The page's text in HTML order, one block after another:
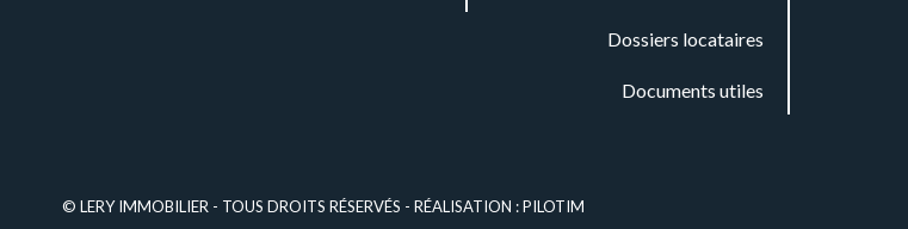
Dossiers locataires
Documents utiles
© LERY IMMOBILIER - TOUS DROITS RÉSERVÉS - RÉALISATION :PILOTIM